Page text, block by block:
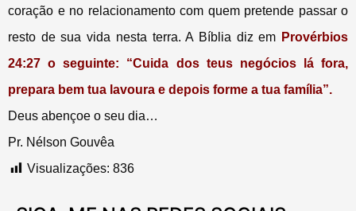
coração e no relacionamento com quem pretende passar o
resto de sua vida nesta terra.A Bíblia diz em Provérbios
24:27 o seguinte: “Cuida dos teus negócios lá fora,
prepara bem tua lavoura e depois forme a tua família”.
Deus abençoe o seu dia…
Pr. Nélson Gouvêa
Visualizações: 836